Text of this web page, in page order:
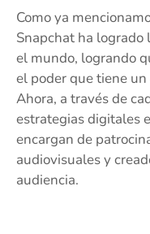
Como ya
Snapchat ha logrado
el mundo, logrando
el poder que tiene
Ahora, a través de
estrategias digitales
encargan de
audiovisuales y
audiencia.